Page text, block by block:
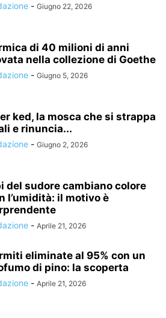
- Giugno 22, 2026
di 40 milioni di anni
nella collezione di Goethe
- Giugno 5, 2026
ked, la mosca che si strappa
e rinuncia...
- Giugno 2, 2026
del sudore cambiano colore
l’umidità: il motivo è
- Aprile 21, 2026
eliminate al 95% con un
di pino: la scoperta
- Aprile 21, 2026